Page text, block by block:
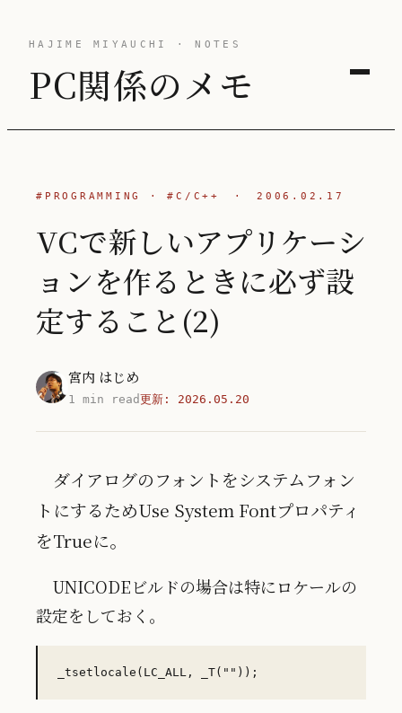
HAJIME MIYAUCHI · NOTES
PC関係のメモ
#PROGRAMMING ·#C/C++ · 2006.02.17
VCで新しいアプリケーシ
ョンを作るときに必ず設
定すること(2)
宮内 はじめ
1 min read更新: 2026.05.20
ダイアログのフォントをシステムフォン
トにするためUse System Fontプロパティ
をTrueに。
UNICODEビルドの場合は特にロケールの
設定をしておく。